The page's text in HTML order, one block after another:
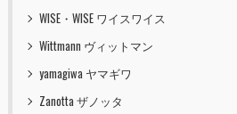
WISE・WISE ワイスワイス
Wittmann ヴィットマン
yamagiwa ヤマギワ
Zanotta ザノッタ